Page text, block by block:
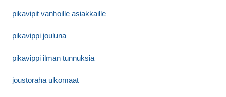
pikavipit vanhoille asiakkaille
pikavippi jouluna
pikavippi ilman tunnuksia
joustoraha ulkomaat